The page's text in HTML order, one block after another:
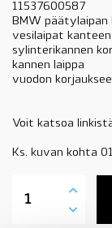
11537600587
BMW päätylaipan
vesilaipat kanteen
sylinterikannen
kannen laippa
vuodon
Voit katsoa
Ks. kuvan kohta 01
kannen